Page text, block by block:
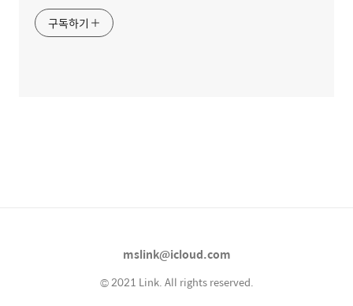
구독하기
mslink@icloud.com
© 2021 Link. All rights reserved.